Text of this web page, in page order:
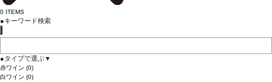
0 ITEMS
●キーワード検索
●タイプで選ぶ▼
赤ワイン (0)
白ワイン (0)